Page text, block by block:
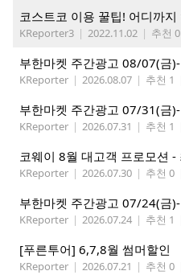
코스트코 이용 꿀팁! 어디까지
KReporter3 | 2022.11.02 | 추천 0
부한마켓 주간광고 08/07(금
KReporter | 2026.08.07 | 추천 1
부한마켓 주간광고 07/31(금
KReporter | 2026.07.31 | 추천 1
코웨이 8월 대고객 프로모션
KReporter | 2026.07.30 | 추천 0
부한마켓 주간광고 07/24(금
KReporter | 2026.07.24 | 추천 1
[푸른투어] 6,7,8월 썸머할인
KReporter | 2026.07.21 | 추천 0